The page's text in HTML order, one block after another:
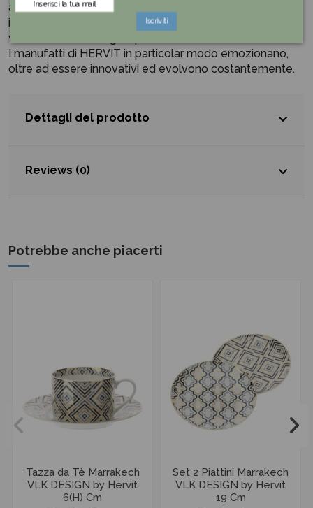
artistico, adatto alle persone che hanno una curiosità
innata ed un intelletto flessibile in grado di adattarsi alle
varie situazioni che gli si presentano davanti.
I manufatti di HERVIT in particolar modo emozionano,
oltre ad essere innovativi ed evolvono costantemente.
Dettagli del prodotto
Reviews (0)
Potrebbe anche piacerti
Tazza da Tè Marrakech
VLK DESIGN by Hervit
6(H) Cm
Set 2 Piattini Marrakech
VLK DESIGN by Hervit
19 Cm
Iscriviti